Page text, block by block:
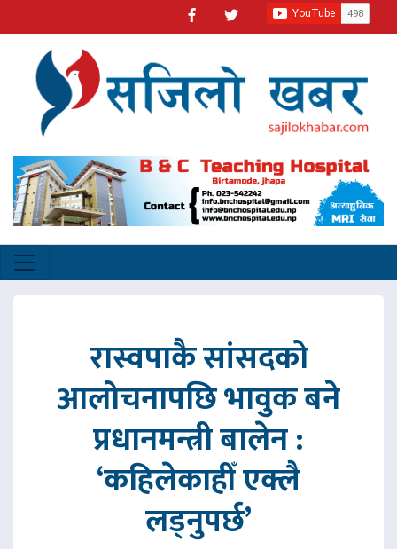
रास्वपाकै सांसदको
आलोचनापछि भावुक बने
प्रधानमन्त्री बालेन :
‘कहिलेकाहीँ एक्लै
लड्नुपर्छ’